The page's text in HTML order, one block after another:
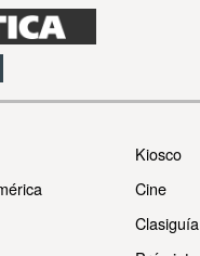
Kiosco
Cine
Clasiguía